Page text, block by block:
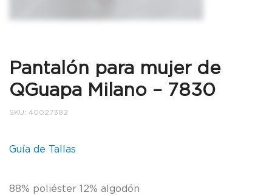
Pantalón para mujer de
QGuapa Milano – 7830
SKU: 40027382
Guía de Tallas
88% poliéster 12% algodón